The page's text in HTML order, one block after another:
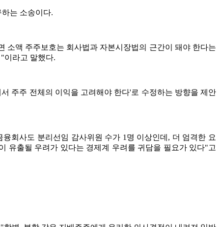
는 소송이다.
소액 주주보호는 회사법과 자본시장법의 근간이 돼야 한다는
이라고 말했다.
주주 전체의 이익을 고려해야 한다'로 수정하는 방향을 제안
회사도 분리선임 감사위원 수가 1명 이상인데, 더 엄격한 요
유출될 우려가 있다는 경제계 우려를 귀담을 필요가 있다"고